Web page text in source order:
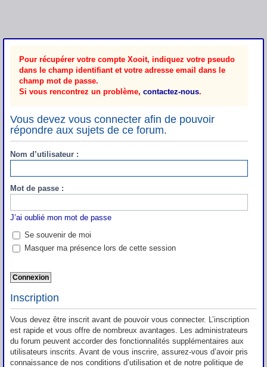
Pour récupérer votre compte Xooit, indiquez votre pseudo
dans le champ identifiant et votre adresse email dans le
champ mot de passe.
Si vous rencontrez un problème, contactez-nous.
Vous devez vous connecter afin de pouvoir
répondre aux sujets de ce forum.
Nom d’utilisateur :
Mot de passe :
J’ai oublié mon mot de passe
Se souvenir de moi
Masquer ma présence lors de cette session
Inscription
Vous devez être inscrit avant de pouvoir vous connecter. L’inscription
est rapide et vous offre de nombreux avantages. Les administrateurs
du forum peuvent accorder des fonctionnalités supplémentaires aux
utilisateurs inscrits. Avant de vous inscrire, assurez-vous d’avoir pris
connaissance de nos conditions d’utilisation et de notre politique de